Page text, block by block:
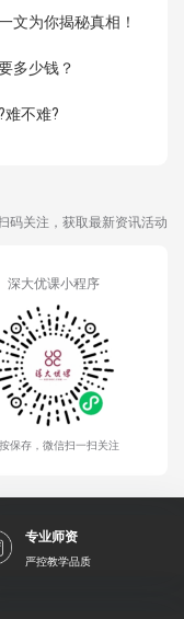
文为你揭秘真相！
多少钱？
难不难?
码关注，获取最新资讯活动
深大优课小程序
保存，微信扫一扫关注
专业师资
严控教学品质